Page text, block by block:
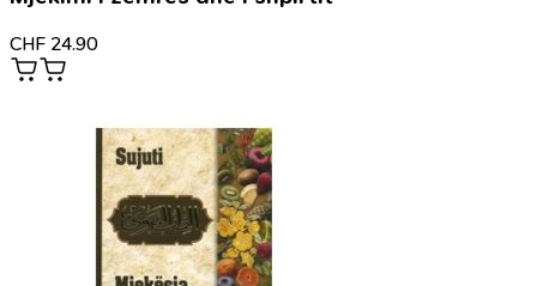
CHF 24.90